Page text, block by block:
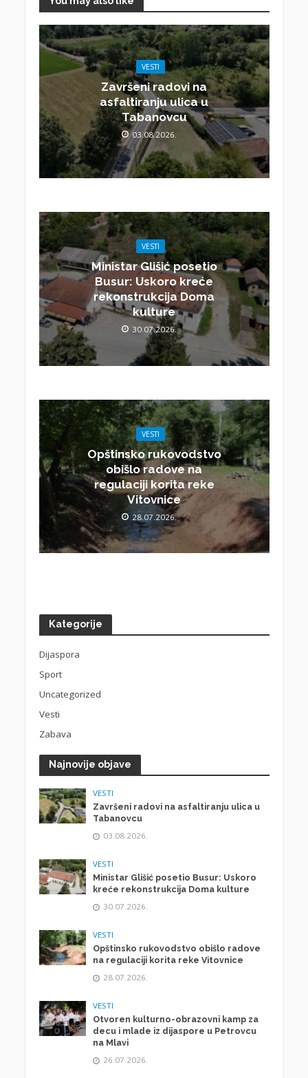
VESTI
Završeni radovi na
asfaltiranju ulica u
Tabanovcu
03.08.2026.
VESTI
Ministar Glišić posetio
Busur: Uskoro kreće
rekonstrukcija Doma
kulture
30.07.2026.
VESTI
Opštinsko rukovodstvo
obišlo radove na
regulaciji korita reke
Vitovnice
28.07.2026.
Kategorije
Dijaspora
Sport
Uncategorized
Vesti
Zabava
Najnovije objave
VESTI
Završeni radovi na asfaltiranju ulica u
Tabanovcu
03.08.2026.
VESTI
Ministar Glišić posetio Busur: Uskoro
kreće rekonstrukcija Doma kulture
30.07.2026.
VESTI
Opštinsko rukovodstvo obišlo radove
na regulaciji korita reke Vitovnice
28.07.2026.
VESTI
Otvoren kulturno-obrazovni kamp za
decu i mlade iz dijaspore u Petrovcu
na Mlavi
26.07.2026.